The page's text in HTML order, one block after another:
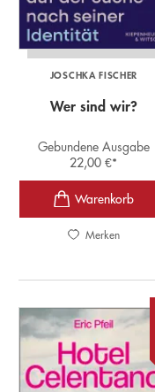
JOSCHKA FISCHER
Wer sind wir?
Gebundene Ausgabe
22,00€*
Merken